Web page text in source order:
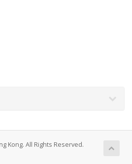
Kong. All Rights Reserved.